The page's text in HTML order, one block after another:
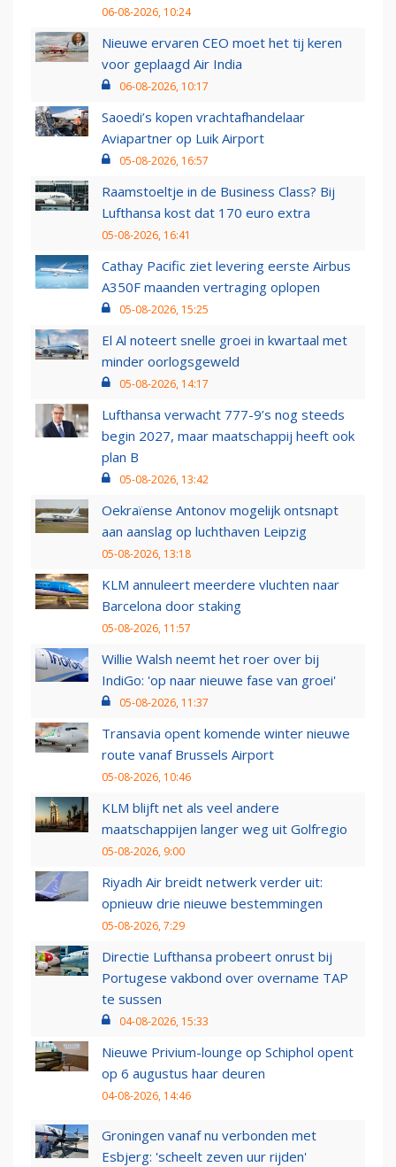
06-08-2026, 10:24
Nieuwe ervaren CEO moet het tij keren
voor geplaagd Air India
06-08-2026, 10:17
Saoedi’s kopen vrachtafhandelaar
Aviapartner op Luik Airport
05-08-2026, 16:57
Raamstoeltje in de Business Class? Bij
Lufthansa kost dat 170 euro extra
05-08-2026, 16:41
Cathay Pacific ziet levering eerste Airbus
A350F maanden vertraging oplopen
05-08-2026, 15:25
El Al noteert snelle groei in kwartaal met
minder oorlogsgeweld
05-08-2026, 14:17
Lufthansa verwacht 777-9’s nog steeds
begin 2027, maar maatschappij heeft ook
plan B
05-08-2026, 13:42
Oekraïense Antonov mogelijk ontsnapt
aan aanslag op luchthaven Leipzig
05-08-2026, 13:18
KLM annuleert meerdere vluchten naar
Barcelona door staking
05-08-2026, 11:57
Willie Walsh neemt het roer over bij
IndiGo: 'op naar nieuwe fase van groei'
05-08-2026, 11:37
Transavia opent komende winter nieuwe
route vanaf Brussels Airport
05-08-2026, 10:46
KLM blijft net als veel andere
maatschappijen langer weg uit Golfregio
05-08-2026, 9:00
Riyadh Air breidt netwerk verder uit:
opnieuw drie nieuwe bestemmingen
05-08-2026, 7:29
Directie Lufthansa probeert onrust bij
Portugese vakbond over overname TAP
te sussen
04-08-2026, 15:33
Nieuwe Privium-lounge op Schiphol opent
op 6 augustus haar deuren
04-08-2026, 14:46
Groningen vanaf nu verbonden met
Esbjerg: 'scheelt zeven uur rijden'